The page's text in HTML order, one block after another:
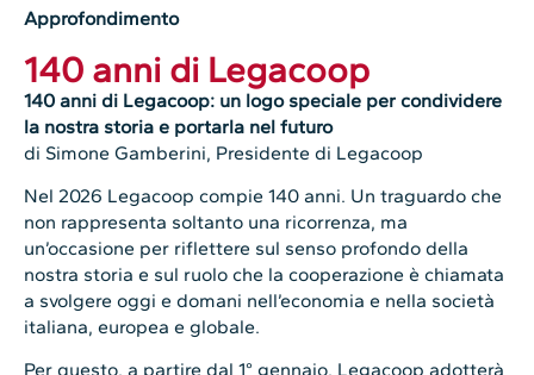
Approfondimento
140 anni di Legacoop
140 anni di Legacoop: un logo speciale per condividere
la nostra storia e portarla nel futuro
di Simone Gamberini, Presidente di Legacoop
Nel 2026 Legacoop compie 140 anni. Un traguardo che
non rappresenta soltanto una ricorrenza, ma
un’occasione per riflettere sul senso profondo della
nostra storia e sul ruolo che la cooperazione è chiamata
a svolgere oggi e domani nell’economia e nella società
italiana, europea e globale.
Per questo, a partire dal 1° gennaio, Legacoop adotterà